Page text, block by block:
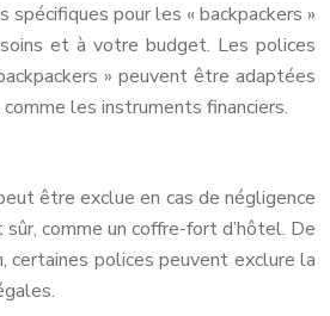
pour les « backpackers »
et à votre budget. Les polices
» peuvent être adaptées
les instruments financiers.
être exclue en cas de négligence
comme un coffre-fort d’hôtel. De
certaines polices peuvent exclure la